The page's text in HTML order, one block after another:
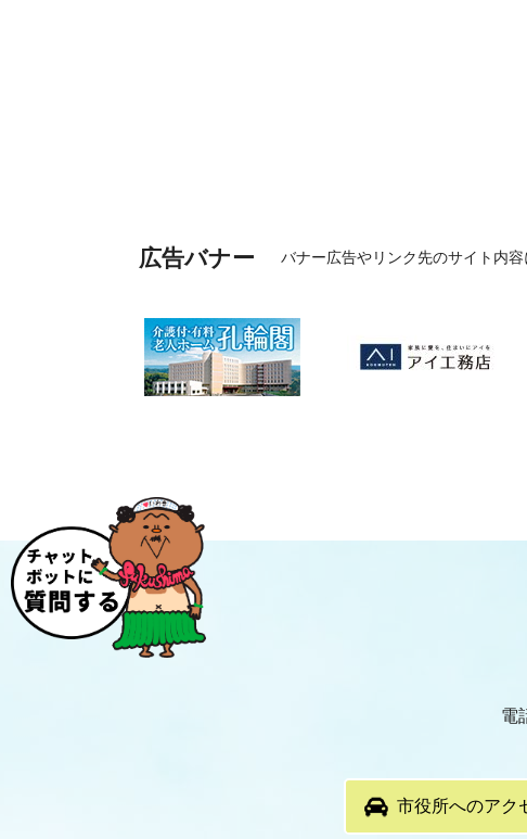
広告バナー バナー広告やリンク先のサイト内
電
市役所へのアク